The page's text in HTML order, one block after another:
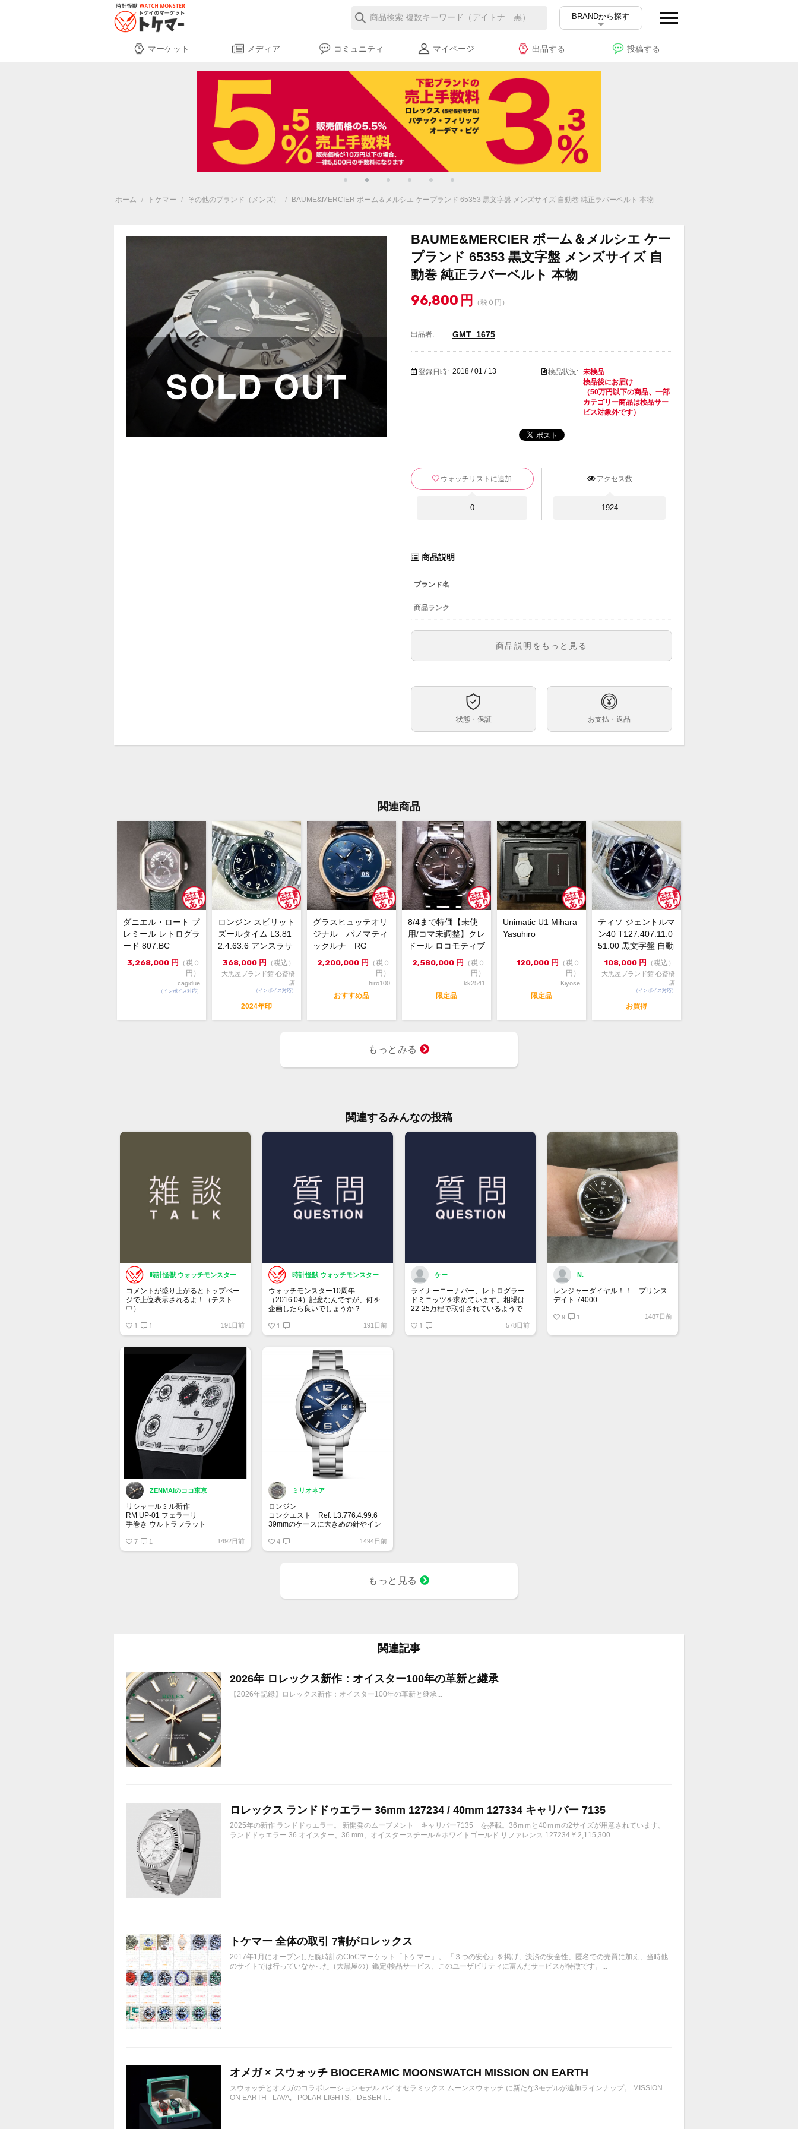
BRANDから探す
マーケット メディア コミュニティ マイページ 出品する 投稿する
ホーム / トケマー / その他のブランド（メンズ） / BAUME&MERCIER ボーム＆メルシエ ケープランド 65353 黒文字盤 メンズサイズ 自動巻 純正ラバーベルト 本物
BAUME&MERCIER ボーム＆メルシエ ケー
プランド 65353 黒文字盤 メンズサイズ 自
動巻 純正ラバーベルト 本物
96,800 円 （税０円）
出品者: GMT_1675
登録日時: 2018 / 01 / 13 検品状況: 未検品
検品後にお届け
（50万円以下の商品、一部
カテゴリー商品は検品サー
ビス対象外です）
アクセス数
1924
ウォッチリストに追加
0
商品説明
ブランド名
商品ランク
参考定価
ムーブメント
ケースサイズ
保証期間
状態
多少のキズは見られますが、全体的にきれ
いな状態です
ベルトにはキズおよび経年劣化がみられま
コメント 現金特価となります
ブランド BAUME&MERCIER ボーム＆メル
型番 65353
ケース径 40mm リューズ含まず
うでまわり 最大約17cm
日差 -4秒 参考値
純正ラバーベル
逆回転防止ベゼル
付属品なし
商品説明をもっと見る
状態・保証 お支払・返品
関連商品
ダニエル・ロート プ
レミール レトログラ
ード 807.BC
3,268,000 円
（税０
円）
cagidue
（インボイス対応）
ロンジン スピリット
ズールタイム L3.81
2.4.63.6 アンスラサ
イト文字...
368,000 円 （税込）
大黒屋ブランド館 心斎橋
店
（インボイス対応）
2024年印
グラスヒュッテオリ
ジナル パノマティ
ックルナ RG
2,200,000 円
（税０
円）
hiro100
おすすめ品
8/4まで特価【未使
用/コマ未調整】クレ
ドール ロコモティブ
GCCR999 5...
2,580,000 円
（税０
円）
kk2541
限定品
Unimatic U1 Mihara
Yasuhiro
120,000 円
（税０
円）
Kiyose
限定品
ティソ ジェントルマ
ン40 T127.407.11.0
51.00 黒文字盤 自動
巻...
108,000 円 （税込）
大黒屋ブランド館 心斎橋
店
（インボイス対応）
お買得
もっとみる
関連するみんなの投稿
時計怪獣 ウォッチモンスター
コメントが盛り上がるとトップペー
ジで上位表示されるよ！（テスト
中）
1 1 191日前
時計怪獣 ウォッチモンスター
ウォッチモンスター10周年
（2016.04）記念なんですが、何を
企画したら良いでしょうか？
1 191日前
ケー
ライナーニーナバー、レトログラー
ドミニッツを求めています。相場は
22-25万程で取引されているようで
ですが、自分自身一目惚れしている
ため、35万でいかがでしょうか！？
1 578日前
N.
レンジャーダイヤル！！ プリンス
デイト 74000
9 1 1487日前
ZENMAIのココ東京
リシャールミル新作
RM UP-01 フェラーリ
手巻き ウルトラフラット
厚さわずか1.75mm
7 1 1492日前
ミリオネア
ロンジン
コンクエスト Ref. L3.776.4.99.6
39mmのケースに大きめの針やイン
のブルーダイヤルがイケてます✨ブ
ルーの他にブラック、シルバーの文
4 1494日前
もっと見る
関連記事
2026年 ロレックス新作：オイスター100年の革新と継承
【2026年記録】ロレックス新作：オイスター100年の革新と継承...
ロレックス ランドドゥエラー 36mm 127234 / 40mm 127334 キャリバー 7135
2025年の新作 ランドドゥエラー。 新開発のムーブメント キャリバー7135 を搭載。36ｍｍと40ｍｍの2サイズが用意されています。
ランドドゥエラー 36 オイスター、36 mm、オイスタースチール＆ホワイトゴールド リファレンス 127234 ¥ 2,115,300...
トケマー 全体の取引 7割がロレックス
2017年1月にオープンした腕時計のCtoCマーケット「トケマー」。 「３つの安心」を掲げ、決済の安全性、匿名での売買に加え、当時他
のサイトでは行っていなかった（大黒屋の）鑑定/検品サービス、このユーザビリティに富んだサービスが特徴です。...
オメガ × スウォッチ BIOCERAMIC MOONSWATCH MISSION ON EARTH
スウォッチとオメガのコラボレーションモデル バイオセラミックス ムーンスウォッチ に新たな3モデルが追加ラインナップ。 MISSION
ON EARTH - LAVA, - POLAR LIGHTS, - DESERT...